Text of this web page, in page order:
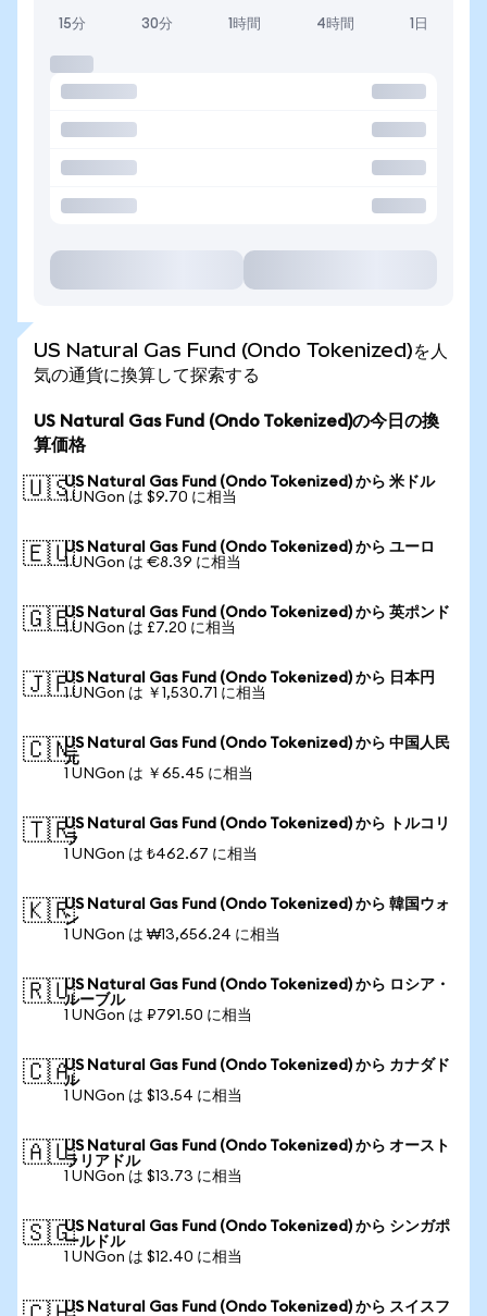
15分 30分 1時間 4時間 1日
US Natural Gas Fund (Ondo Tokenized)を人
気の通貨に換算して探索する
US Natural Gas Fund (Ondo Tokenized)の今日の換
算価格
🇺🇸US Natural Gas Fund (Ondo Tokenized) から 米ドル
1 UNGon は $9.70 に相当
🇪🇺US Natural Gas Fund (Ondo Tokenized) から ユーロ
1 UNGon は €8.39 に相当
🇬🇧US Natural Gas Fund (Ondo Tokenized) から 英ポンド
1 UNGon は £7.20 に相当
🇯🇵US Natural Gas Fund (Ondo Tokenized) から 日本円
1 UNGon は ￥1,530.71 に相当
🇨🇳US Natural Gas Fund (Ondo Tokenized) から 中国人民
元
1 UNGon は ￥65.45 に相当
🇹🇷US Natural Gas Fund (Ondo Tokenized) から トルコリ
ラ
1 UNGon は ₺462.67 に相当
🇰🇷US Natural Gas Fund (Ondo Tokenized) から 韓国ウォ
ン
1 UNGon は ₩13,656.24 に相当
🇷🇺US Natural Gas Fund (Ondo Tokenized) から ロシア・
ルーブル
1 UNGon は ₽791.50 に相当
🇨🇦US Natural Gas Fund (Ondo Tokenized) から カナダド
ル
1 UNGon は $13.54 に相当
🇦🇺US Natural Gas Fund (Ondo Tokenized) から オースト
ラリアドル
1 UNGon は $13.73 に相当
🇸🇬US Natural Gas Fund (Ondo Tokenized) から シンガポ
ールドル
1 UNGon は $12.40 に相当
US Natural Gas Fund (Ondo Tokenized) から スイスフ